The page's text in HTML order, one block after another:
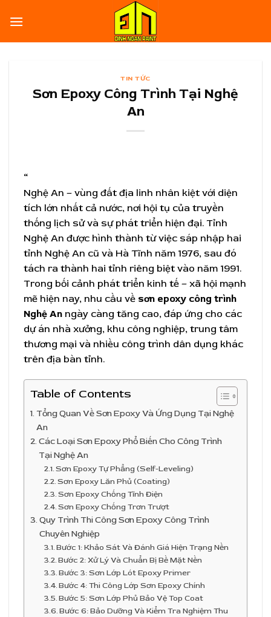
TIN TỨC
Sơn Epoxy Công Trình Tại Nghệ
An
“
Nghệ An – vùng đất địa linh nhân kiệt với diện
tích lớn nhất cả nước, nơi hội tụ của truyền
thống lịch sử và sự phát triển hiện đại. Tỉnh
Nghệ An được hình thành từ việc sáp nhập hai
tỉnh Nghệ An cũ và Hà Tĩnh năm 1976, sau đó
tách ra thành hai tỉnh riêng biệt vào năm 1991.
Trong bối cảnh phát triển kinh tế – xã hội mạnh
mẽ hiện nay, nhu cầu về sơn epoxy công trình
Nghệ An ngày càng tăng cao, đáp ứng cho các
dự án nhà xưởng, khu công nghiệp, trung tâm
thương mại và nhiều công trình dân dụng khác
trên địa bàn tỉnh.
Table of Contents
Tổng Quan Về Sơn Epoxy Và Ứng Dụng Tại Nghệ
An
Các Loại Sơn Epoxy Phổ Biến Cho Công Trình
Tại Nghệ An
Sơn Epoxy Tự Phẳng (Self-Leveling)
Sơn Epoxy Lăn Phủ (Coating)
Sơn Epoxy Chống Tĩnh Điện
Sơn Epoxy Chống Trơn Trượt
Quy Trình Thi Công Sơn Epoxy Công Trình
Chuyên Nghiệp
Bước 1: Khảo Sát Và Đánh Giá Hiện Trạng Nền
Bước 2: Xử Lý Và Chuẩn Bị Bề Mặt Nền
Bước 3: Sơn Lớp Lót Epoxy Primer
Bước 4: Thi Công Lớp Sơn Epoxy Chính
Bước 5: Sơn Lớp Phủ Bảo Vệ Top Coat
Bước 6: Bảo Dưỡng Và Kiểm Tra Nghiệm Thu